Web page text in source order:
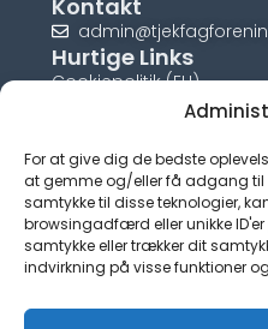
For at give dig de bedste
at gemme og/eller få adgang til
samtykke til disse teknologier,
browsingadfærd eller unikke
samtykke eller trækker dit
indvirkning på visse funktioner
Kontakt
Hurtige Links
Cookiepolitik (EU)
© tjek-